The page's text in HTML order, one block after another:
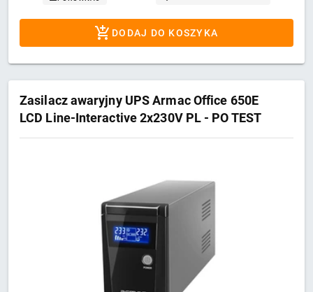
DODAJ DO KOSZYKA
Zasilacz awaryjny UPS Armac Office 650E
LCD Line-Interactive 2x230V PL - PO TEST